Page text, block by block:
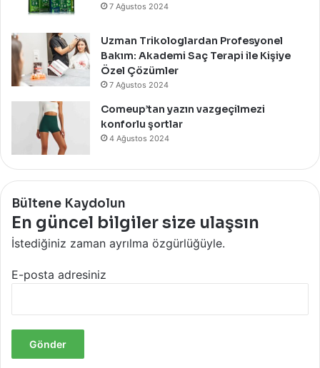
7 Ağustos 2024
Uzman Trikologlardan Profesyonel
Bakım: Akademi Saç Terapi ile Kişiye
Özel Çözümler
7 Ağustos 2024
Comeup’tan yazın vazgeçilmezi
konforlu şortlar
4 Ağustos 2024
Bültene Kaydolun
En güncel bilgiler size ulaşsın
İstediğiniz zaman ayrılma özgürlüğüyle.
E-posta adresiniz